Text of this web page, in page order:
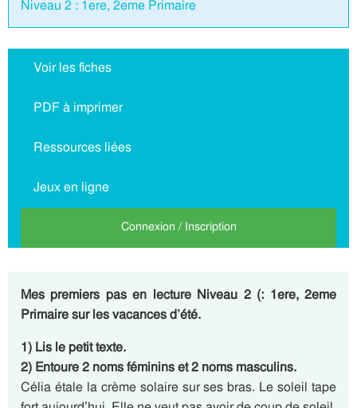
Niveau 2 : 1ere, 2eme Primaire
Voir les fiches
PDF à imprimer
Ressources liées
Jeux en ligne
Connexion / Inscription
Mes premiers pas en lecture Niveau 2 (: 1ere, 2eme
Primaire sur les vacances d’été.
1) Lis le petit texte.
2) Entoure 2 noms féminins et 2 noms masculins.
Célia étale la crème solaire sur ses bras. Le soleil tape